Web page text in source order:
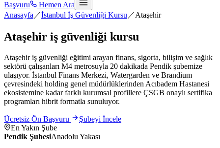
Başvuru
Hemen Ara
Anasayfa ／İstanbul İş Güvenliği Kursu ／Ataşehir
Ataşehir iş güvenliği kursu
Ataşehir iş güvenliği eğitimi arayan finans, sigorta, bilişim ve sağlık
sektörü çalışanları M4 metrosuyla 20 dakikada Pendik şubemize
ulaşıyor. İstanbul Finans Merkezi, Watergarden ve Brandium
çevresindeki holding genel müdürlüklerinden Acıbadem Hastanesi
ekosistemine kadar farklı kurumsal profillere ÇSGB onaylı sertifika
programları hibrit formatla sunuluyor.
Ücretsiz Ön Başvuru
Şubeyi İncele
En Yakın Şube
Pendik ŞubesiAnadolu Yakası